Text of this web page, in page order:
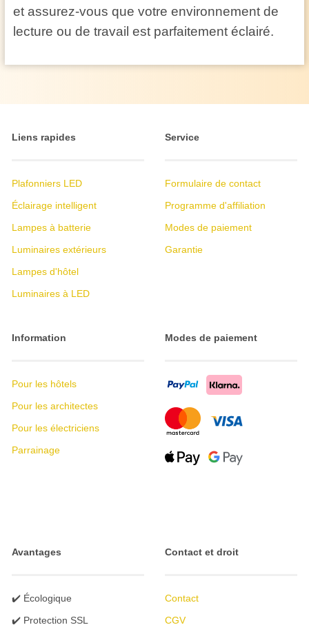
et assurez-vous que votre environnement de
lecture ou de travail est parfaitement éclairé.
Liens rapides
Plafonniers LED
Éclairage intelligent
Lampes à batterie
Luminaires extérieurs
Lampes d'hôtel
Luminaires à LED
Service
Formulaire de contact
Programme d'affiliation
Modes de paiement
Garantie
Information
Pour les hôtels
Pour les architectes
Pour les électriciens
Parrainage
Modes de paiement
Avantages
✔️ Écologique
✔️ Protection SSL
Contact et droit
Contact
CGV